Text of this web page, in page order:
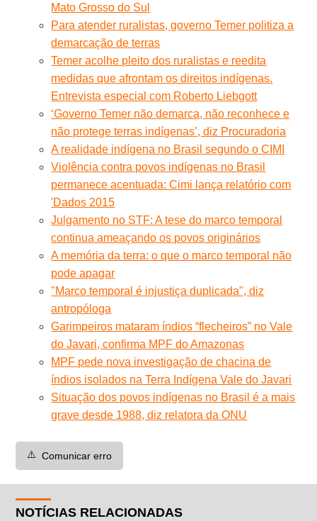
Mato Grosso do Sul
Para atender ruralistas, governo Temer politiza a
demarcação de terras
Temer acolhe pleito dos ruralistas e reedita
medidas que afrontam os direitos indígenas.
Entrevista especial com Roberto Liebgott
‘Governo Temer não demarca, não reconhece e
não protege terras indígenas’, diz Procuradoria
A realidade indígena no Brasil segundo o CIMI
Violência contra povos indígenas no Brasil
permanece acentuada: Cimi lança relatório com
'Dados 2015
Julgamento no STF: A tese do marco temporal
continua ameaçando os povos originários
A memória da terra: o que o marco temporal não
pode apagar
"Marco temporal é injustiça duplicada", diz
antropóloga
Garimpeiros mataram índios “flecheiros” no Vale
do Javari, confirma MPF do Amazonas
MPF pede nova investigação de chacina de
índios isolados na Terra Indígena Vale do Javari
Situação dos povos indígenas no Brasil é a mais
grave desde 1988, diz relatora da ONU
⚠️ Comunicar erro
NOTÍCIAS RELACIONADAS